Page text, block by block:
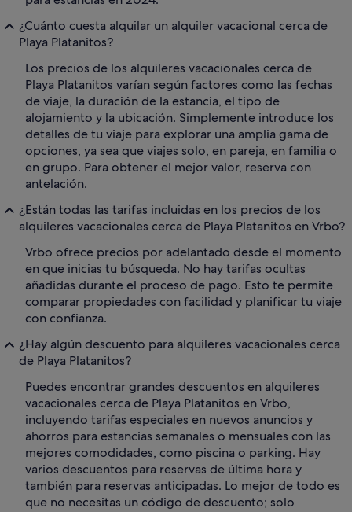
¿Cuánto cuesta alquilar un alquiler vacacional cerca de
Playa Platanitos?
Los precios de los alquileres vacacionales cerca de
Playa Platanitos varían según factores como las fechas
de viaje, la duración de la estancia, el tipo de
alojamiento y la ubicación. Simplemente introduce los
detalles de tu viaje para explorar una amplia gama de
opciones, ya sea que viajes solo, en pareja, en familia o
en grupo. Para obtener el mejor valor, reserva con
antelación.
¿Están todas las tarifas incluidas en los precios de los
alquileres vacacionales cerca de Playa Platanitos en Vrbo?
Vrbo ofrece precios por adelantado desde el momento
en que inicias tu búsqueda. No hay tarifas ocultas
añadidas durante el proceso de pago. Esto te permite
comparar propiedades con facilidad y planificar tu viaje
con confianza.
¿Hay algún descuento para alquileres vacacionales cerca
de Playa Platanitos?
Puedes encontrar grandes descuentos en alquileres
vacacionales cerca de Playa Platanitos en Vrbo,
incluyendo tarifas especiales en nuevos anuncios y
ahorros para estancias semanales o mensuales con las
mejores comodidades, como piscina o parking. Hay
varios descuentos para reservas de última hora y
también para reservas anticipadas. Lo mejor de todo es
que no necesitas un código de descuento; solo